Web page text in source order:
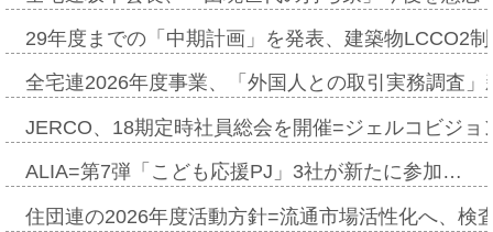
29年度までの「中期計画」を発表、建築物LCCO2
全宅連2026年度事業、「外国人との取引実務調査
JERCO、18期定時社員総会を開催=ジェルコビジ
ALIA=第7弾「こども応援PJ」3社が新たに参加…
住団連の2026年度活動方針=流通市場活性化へ、検